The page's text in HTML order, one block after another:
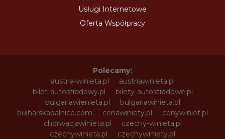
Usługi Internetowe
Oferta Współpracy
Polecamy:
austria-winieta.pl
austriawinieta.pl
bilet-autostradowy.pl
bilety-autostradowe.pl
bulgariawienieta.pl
bulgariawinieta.pl
bulharskadalnice.com
cenawiniety.pl
cenywiniet.pl
chorwacjawinieta.pl
czechy-winieta.pl
czechywinieta.pl
czechywiniety.pl